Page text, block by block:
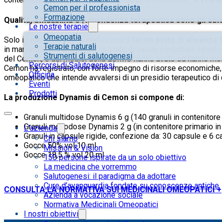
Cemon per il professionista
Formazione
Le nostre terapie
Omeopatia
Terapie naturali
Strumenti di salutogenesi
Percorsi di Salutogenesi
Officina
Eventi
Prodotti
L’azienda
Chi siamo
Mission & Vision
150 persone ispirate da un solo obiettivo
La medicina che vorremmo
Salutogenesi: il paradigma da adottare
Cure d’avanguardia fondate su conoscenze antiche
Azienda a vocazione sociale
Normativa Medicinali Omeopatici
I nostri obiettivi
Qualità, affidabilità e rispondenza terapeutica sono gli
Solo in questo modo si perfeziona il tacito patto di
in maniera dolce e duratura, lo stato di salute perturbato
del Cemon, e dai medici della LUIMO hanno avuto ed hanno
Cemon ha registrato, con forte impegno di risorse
omeopatico che intende avvalersi di un presidio terapeutico di
La produzione Dynamis di Cemon si compone di:
Granuli multidose Dynamis 6 g (140 granuli in
Granuli monodose Dynamis 2 g (in contenitore primario
Granuli in capsule rigide, confezione da: 30 capsule e 6
Gocce 50% vol 10 ml
Gocce 18,5 % vol 20 ml
CONSULTA LA NORMATIVA SUI MEDICINALI OMEOPATICI +